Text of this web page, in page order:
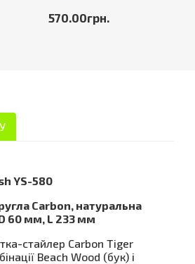
570.00грн.
YS-580
Carbon, натуральна
60 мм, L 233 мм
стайлер Carbon Tiger
Beach Wood (бук) і